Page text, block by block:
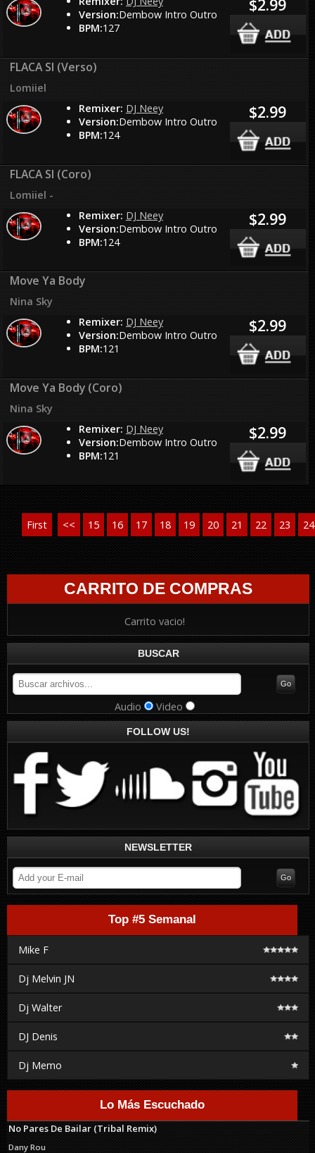
Version:Dembow Intro Outro
BPM:127
$2.99
FLACA SI (Verso)
Lomiiel
Remixer: DJ Neey
Version:Dembow Intro Outro
BPM:124
$2.99
FLACA SI (Coro)
Lomiiel -
Remixer: DJ Neey
Version:Dembow Intro Outro
BPM:124
$2.99
Move Ya Body
Nina Sky
Remixer: DJ Neey
Version:Dembow Intro Outro
BPM:121
$2.99
Move Ya Body (Coro)
Nina Sky
Remixer: DJ Neey
Version:Dembow Intro Outro
BPM:121
$2.99
First << 15 16 17 18 19 20 21 22 23 24
CARRITO DE COMPRAS
Carrito vacio!
BUSCAR
Audio Video
FOLLOW US!
NEWSLETTER
Top #5 Semanal
Mike F
Dj Melvin JN
Dj Walter
DJ Denis
Dj Memo
Lo Más Escuchado
No Pares De Bailar (Tribal Remix)
Dany Rou